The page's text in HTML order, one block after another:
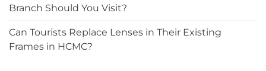
Branch Should You Visit?
Can Tourists Replace Lenses in Their Existing
Frames in HCMC?